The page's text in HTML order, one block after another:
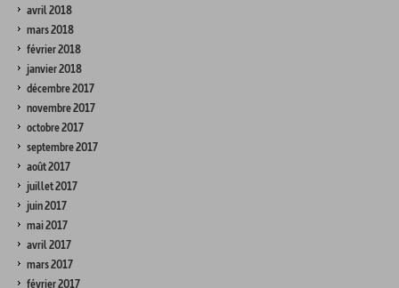
avril 2018
mars 2018
février 2018
janvier 2018
décembre 2017
novembre 2017
octobre 2017
septembre 2017
août 2017
juillet 2017
juin 2017
mai 2017
avril 2017
mars 2017
février 2017